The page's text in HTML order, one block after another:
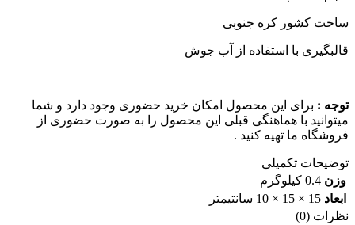
ساخت کشور کره جنوبی
قالبگیری با استفاده از آب جوش
توجه : برای این محصول امکان خرید حضوری وجود دارد و شما
میتوانید با هماهنگی قبلی این محصول را به صورت حضوری از
فروشگاه ما تهیه کنید .
توضیحات تکمیلی
وزن 0.4 کیلوگرم
ابعاد 15 × 15 × 10 سانتیمتر
نظرات (0)